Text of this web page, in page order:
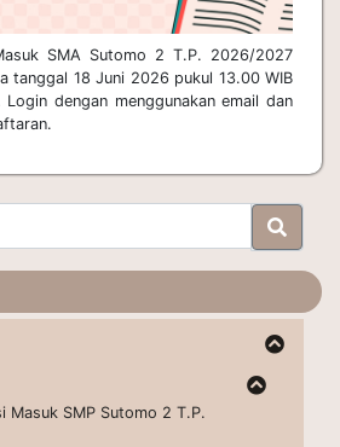
SMA Sutomo 2 T.P. 2026/2027
tanggal 18 Juni 2026 pukul 13.00 WIB
Login dengan menggunakan email dan
Masuk SMP Sutomo 2 T.P.